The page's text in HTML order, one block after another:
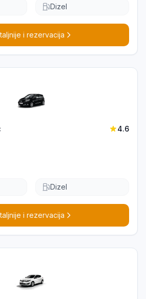
Dizel
i rezervacija
4.6
Dizel
i rezervacija